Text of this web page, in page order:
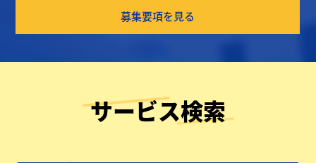
募集要項を見る
サービス検索